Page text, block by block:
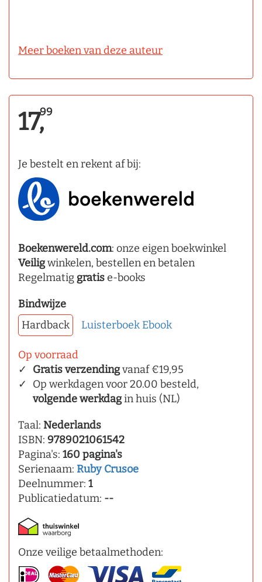
Meer boeken van deze auteur
17,99
Je bestelt en rekent af bij:
Boekenwereld.com: onze eigen boekwinkel
Veiligwinkelen, bestellen en betalen
Regelmatig gratise-books
Bindwijze
Hardback
Luisterboek Ebook
Op voorraad
Gratis verzendingvanaf €19,95
Op werkdagen voor 20.00 besteld,
volgende werkdagin huis (NL)
Taal: Nederlands
ISBN: 9789021061542
Pagina's: 160 pagina's
Serienaam: Ruby Crusoe
Deelnummer: 1
Publicatiedatum: --
Onze veilige betaalmethoden: